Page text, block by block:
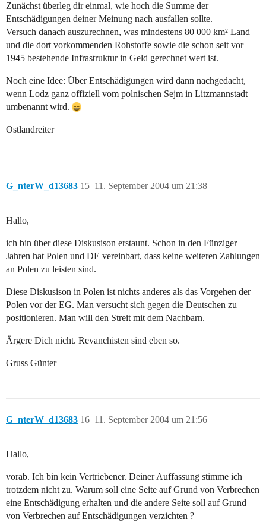
Zunächst überleg dir einmal, wie hoch die Summe der
Entschädigungen deiner Meinung nach ausfallen sollte.
Versuch danach auszurechnen, was mindestens 80 000 km² Land
und die dort vorkommenden Rohstoffe sowie die schon seit vor
1945 bestehende Infrastruktur in Geld gerechnet wert ist.
Noch eine Idee: Über Entschädigungen wird dann nachgedacht,
wenn Lodz ganz offiziell vom polnischen Sejm in Litzmannstadt
umbenannt wird.
Ostlandreiter
G_nterW_d13683 11. September 2004 um 21:38
15
Hallo,
ich bin über diese Diskusison erstaunt. Schon in den Fünziger
Jahren hat Polen und DE vereinbart, dass keine weiteren Zahlungen
an Polen zu leisten sind.
Diese Diskusison in Polen ist nichts anderes als das Vorgehen der
Polen vor der EG. Man versucht sich gegen die Deutschen zu
positionieren. Man will den Streit mit dem Nachbarn.
Ärgere Dich nicht. Revanchisten sind eben so.
Gruss Günter
G_nterW_d13683 11. September 2004 um 21:56
16
Hallo,
vorab. Ich bin kein Vertriebener. Deiner Auffassung stimme ich
trotzdem nicht zu. Warum soll eine Seite auf Grund von Verbrechen
eine Entschädigung erhalten und die andere Seite soll auf Grund
von Verbrechen auf Entschädigungen verzichten ?